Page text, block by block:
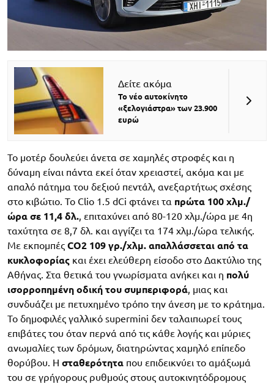
Δείτε ακόμα
Το νέο αυτοκίνητο
«ξελογιάστρα» των 23.900
ευρώ
Το μοτέρ δουλεύει άνετα σε χαμηλές στροφές και η
δύναμη είναι πάντα εκεί όταν χρειαστεί, ακόμα και με
απαλό πάτημα του δεξιού πεντάλ, ανεξαρτήτως σχέσης
στο κιβώτιο. Το Clio 1.5 dCi φτάνει τα πρώτα 100 χλμ./
ώρα σε 11,4 δλ., επιταχύνει από 80-120 χλμ./ώρα με 4η
ταχύτητα σε 8,7 δλ. και αγγίζει τα 174 χλμ./ώρα τελικής.
Με εκπομπές CO2 109 γρ./χλμ. απαλλάσσεται από τα
κυκλοφορίας και έχει ελεύθερη είσοδο στο Δακτύλιο της
Αθήνας. Στα θετικά του γνωρίσματα ανήκει και η πολύ
ισορροπημένη οδική του συμπεριφορά, μιας και
συνδυάζει με πετυχημένο τρόπο την άνεση με το κράτημα.
Το δημοφιλές γαλλικό supermini δεν ταλαιπωρεί τους
επιβάτες του όταν περνά από τις κάθε λογής και μύριες
ανωμαλίες των δρόμων, διατηρώντας χαμηλό επίπεδο
θορύβου. Η σταθερότητα που επιδεικνύει το αμάξωμά
του σε γρήγορους ρυθμούς στους αυτοκινητόδρομους